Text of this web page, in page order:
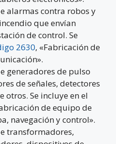
alarmas contra robos y
que envían
de control. Se
2630, «Fabricación de
generadores de pulso
de señales, detectores
otros. Se incluye en el
de equipo de
navegación y control».
transformadores,